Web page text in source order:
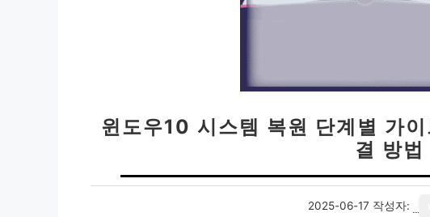
윈도우10 시스템 복원 단계별 가
결 방법
2025-06-17 작성자: